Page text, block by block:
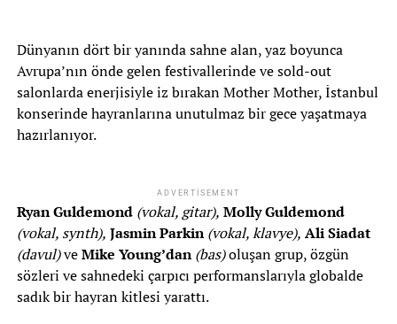
Dünyanın dört bir yanında sahne alan, yaz boyunca
Avrupa’nın önde gelen festivallerinde ve sold-out
salonlarda enerjisiyle iz bırakan Mother Mother, İstanbul
konserinde hayranlarına unutulmaz bir gece yaşatmaya
hazırlanıyor.
ADVERTISEMENT
Ryan Guldemond (vokal, gitar), Molly Guldemond
(vokal, synth), Jasmin Parkin (vokal, klavye), Ali Siadat
(davul)veMike Young’dan (bas)oluşan grup, özgün
sözleri ve sahnedeki çarpıcı performanslarıyla globalde
sadık bir hayran kitlesi yarattı.